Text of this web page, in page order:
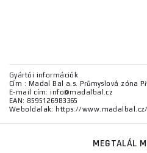
Gyártói információk
Cím : Madal Bal a.s. Průmyslová zóna
E-mail cím: info@madalbal.cz
EAN: 8595126983365
Weboldalak: https://www.madalbal.cz/
MEGTALÁL